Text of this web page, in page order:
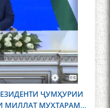
ҶУМҲУРИИ
МИЛЛАТ МУҲТАРАМ